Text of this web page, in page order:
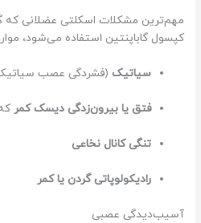
مهم‌ترین مشکلات اسکلتی عضلانی که
کپسول گاباپنتین استفاده می‌شود،
سیاتیک (فشردگی عصب
فتق یا بیرون‌زدگی دیسک کمر
تنگی کانال نخاعی
رادیکولوپاتی گردن یا کمر
آسیب‌دیدگی عصبی